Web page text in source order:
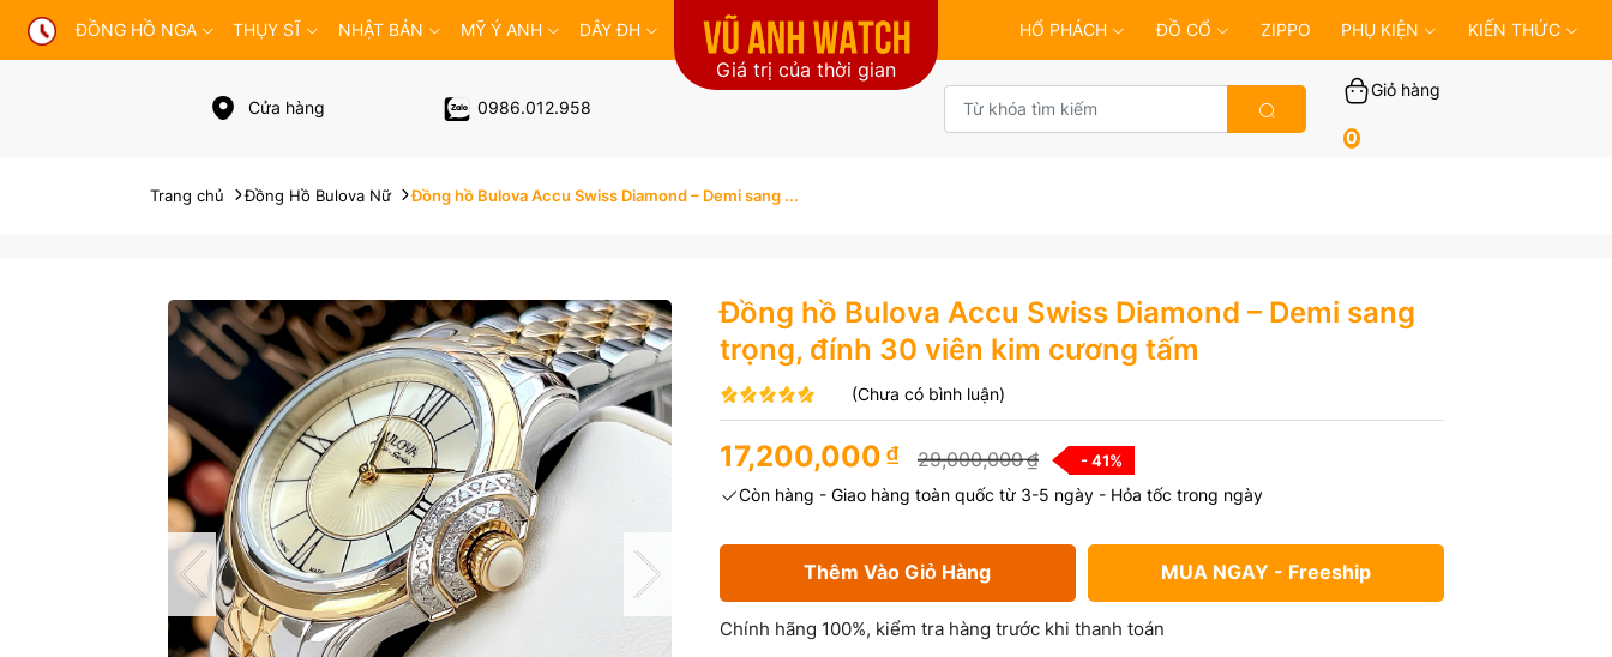
ĐỒNG HỒ NGA THỤY SĨ NHẬT BẢN MỸ Ý ANH DÂY ĐH
Giá trị của thời gian
HỔ PHÁCH ĐỒ CỔ ZIPPO PHỤ KIỆN KIẾN THỨC
Cửa hàng 0986.012.958
Giỏ hàng
0
Trang chủ Đồng Hồ Bulova Nữ Đồng hồ Bulova Accu Swiss Diamond – Demi sang ...
Đồng hồ Bulova Accu Swiss Diamond – Demi sang
trọng, đính 30 viên kim cương tấm
(Chưa có bình luận)
17,200,000₫ 29,000,000₫ - 41%
Còn hàng - Giao hàng toàn quốc từ 3-5 ngày - Hỏa tốc trong ngày
Thêm Vào Giỏ Hàng MUA NGAY - Freeship
Chính hãng 100%, kiểm tra hàng trước khi thanh toán